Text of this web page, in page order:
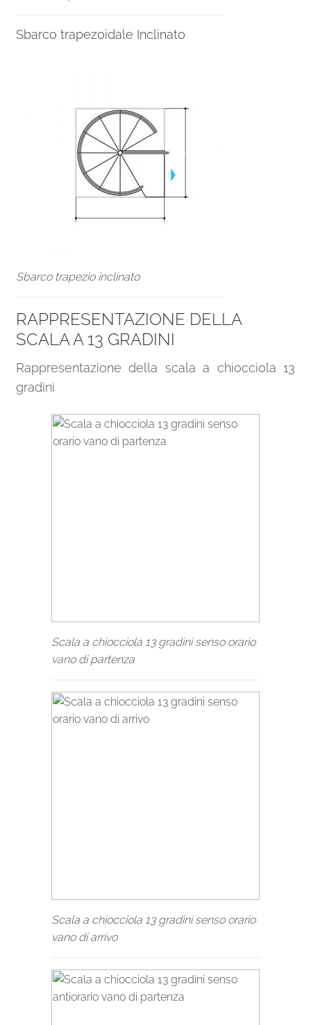
Sbarco trapezoidale Inclinato
Sbarco trapezio inclinato
RAPPRESENTAZIONE DELLA
SCALA A 13 GRADINI
Rappresentazione della scala a chiocciola 13
gradini
Scala a chiocciola 13 gradini senso orario
vano di partenza
Scala a chiocciola 13 gradini senso orario
vano di arrivo